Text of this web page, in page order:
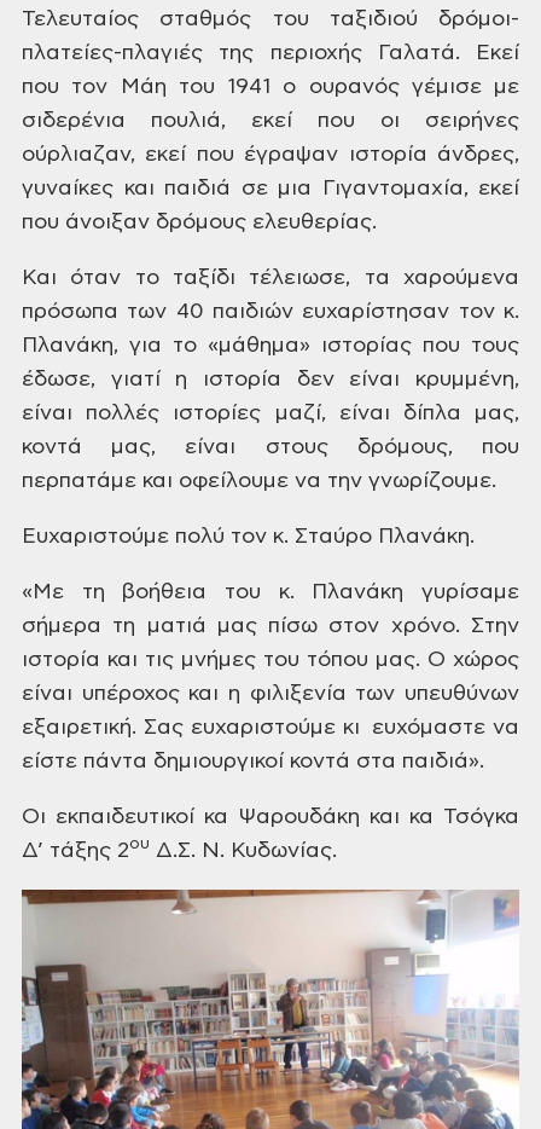
Τελευταίος σταθμός του ταξιδιού δρόμοι-
πλατείες-πλαγιές της περιοχής Γαλατά. Εκεί
που τον Μάη του 1941 ο ουρανός γέμισε με
σιδερένια
πουλιά, εκεί που οι σειρήνες
ούρλιαζαν, εκεί που έγραψαν ιστορία άνδρες,
γυναίκες και παιδιά σε μια Γιγαντομαχία, εκεί
που άνοιξαν δρόμους ελευθερίας.
Και όταν το ταξίδι τέλειωσε, τα χαρούμενα
πρόσωπα των 40 παιδιών ευχαρίστησαν τονκ.
Πλανάκη, για το «μάθημα» ιστορίας που τους
έδωσε, γιατί η ιστορία δεν είναι κρυμμένη,
είναι πολλές ιστορίες μαζί, είναι δίπλα μας,
κοντά μας, είναι στουςδρόμους, που
περπατάμε και οφείλουμε να την γνωρίζουμε.
Ευχαριστούμε πολύ τον κ. Σταύρο Πλανάκη.
«Με τη βοήθεια του κ. Πλανάκη γυρίσαμε
σήμερα
τη ματιά μας πίσω στον χρόνο. Στην
ιστορία και τις μνήμες του τόπου μας. Ο χώρος
είναι υπέροχος και η φιλιξενία των υπευθύνων
εξαιρετική. Σας ευχαριστούμε κι ευχόμαστε να
είστε πάντα δημιουργικοί κοντά στα παιδιά».
Οι εκπαιδευτικοί κα Ψαρουδάκη και κα Τσόγκα
Δ’ τάξης 2ου Δ.Σ. Ν. Κυδωνίας.